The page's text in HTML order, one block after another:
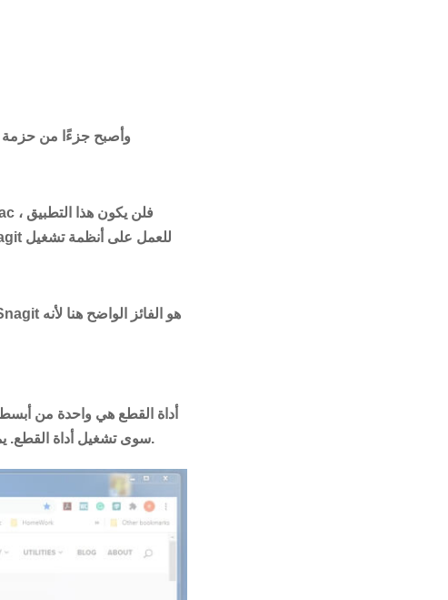
أداة القطع هي واحدة من
سوى تشغيل أداة القطع. يمكنك الآن تحديد أي منطقة من شاشتك. بمجرد تحديده ، تسقط الصورة في شاشة التحرير.